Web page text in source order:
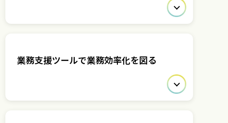
業務支援ツールで業務効率化を図る